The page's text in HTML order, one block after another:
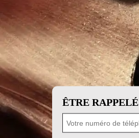
ÊTRE RAPPELÉ